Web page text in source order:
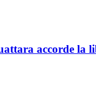
accorde la